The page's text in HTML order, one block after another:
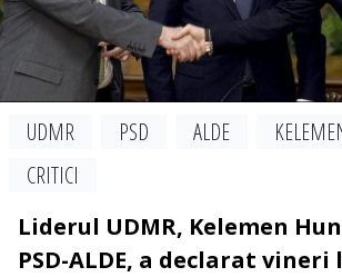
UDMR PSD ALDE
CRITICI
Liderul UDMR, Kelemen
PSD-ALDE, a declarat vineri